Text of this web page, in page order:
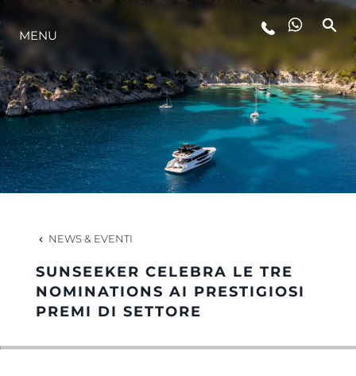
LIFESTYLE
INNOVAZIONE
L'AZIENDA
HERITAGE
VALUTA LA TUA IMBARCAZIONE
MENU
NEWS & EVENTI
SUNSEEKER CELEBRA LE TRE
NOMINATIONS AI PRESTIGIOSI
PREMI DI SETTORE